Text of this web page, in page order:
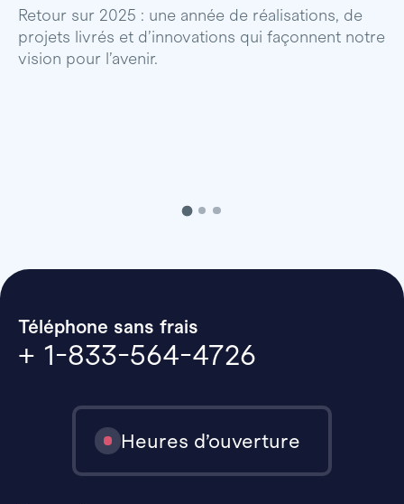
Retour sur 2025 : une année de réalisations, de
projets livrés et d’innovations qui façonnent notre
vision pour l’avenir.
Téléphone sans frais
+ 1-833-564-4726
Heures d’ouverture